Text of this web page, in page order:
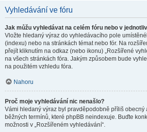
Vyhledávání ve fóru
Jak můžu vyhledávat na celém fóru nebo v
Vložte hledaný výraz do vyhledávacího pole
(indexu) nebo na stránkách témat nebo fór. Na
přejít kliknutím na odkaz (nebo ikonu) „Rozšířené
na všech stránkách fóra. Jakým způsobem bude
na použitém vzhledu fóra.
Nahoru
Proč moje vyhledávání nic nenašlo?
Vámi hledaný výraz byl pravděpodobně příliš obecný
běžných termínů, které phpBB neindexuje. Buďte
možnosti v „Rozšířeném vyhledávání“.